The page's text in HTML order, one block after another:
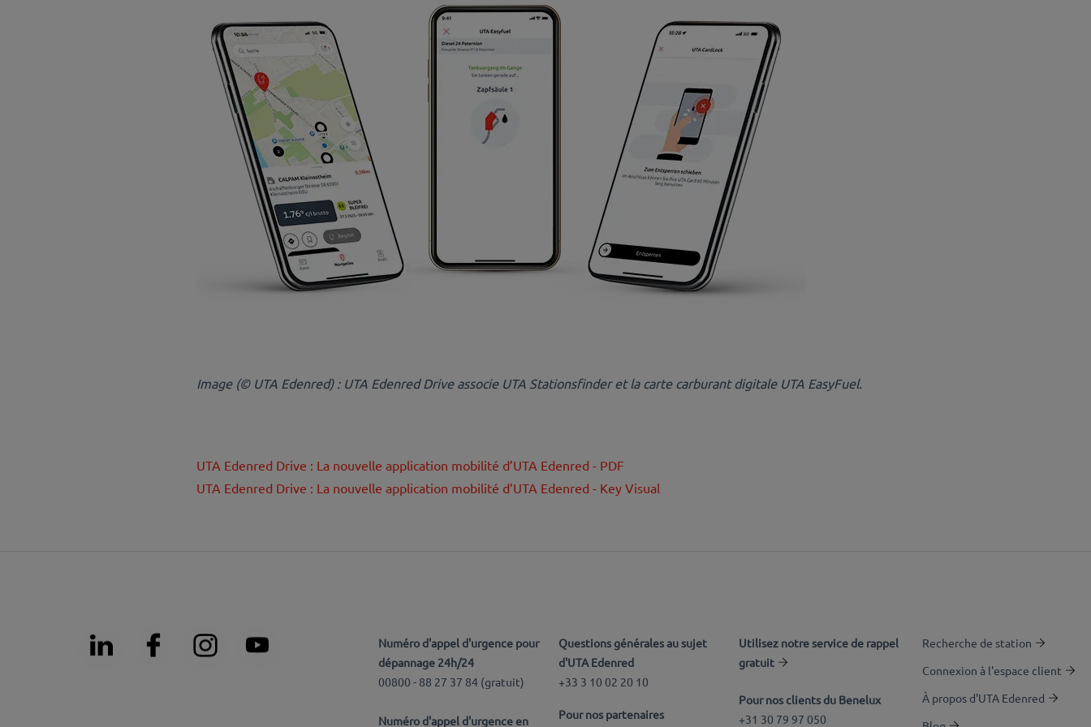
Image (© UTA Edenred) : UTA Edenred Drive associe UTA Stationsfinder et la carte carburant digitale UTA EasyFuel.
UTA Edenred Drive : La nouvelle application mobilité d’UTA Edenred - PDF
UTA Edenred Drive : La nouvelle application mobilité d’UTA Edenred - Key Visual
Numéro d'appel d'urgence pour
dépannage 24h/24
00800 - 88 27 37 84 (gratuit)
Numéro d'appel d'urgence en
Questions générales au sujet
d'UTA Edenred
+33 3 10 02 20 10
Pour nos partenaires
Utilisez notre service de rappel
gratuit
Pour nos clients du Benelux
+31 30 79 97 050
Recherche de station
Connexion à l'espace client
À propos d'UTA Edenred